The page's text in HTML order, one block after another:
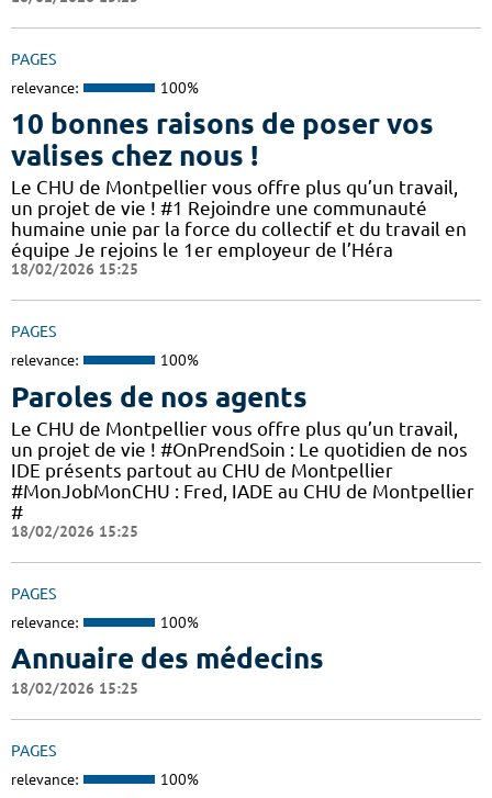
PAGES
relevance: 100%
10 bonnes raisons de poser vos
valises chez nous !
Le CHU de Montpellier vous offre plus qu’un travail,
un projet de vie ! #1 Rejoindre une communauté
humaine unie par la force du collectif et du travail en
équipe Je rejoins le 1er employeur de l’Héra
18/02/2026 15:25
PAGES
relevance: 100%
Paroles de nos agents
Le CHU de Montpellier vous offre plus qu’un travail,
un projet de vie ! #OnPrendSoin : Le quotidien de nos
IDE présents partout au CHU de Montpellier
#MonJobMonCHU : Fred, IADE au CHU de Montpellier
#
18/02/2026 15:25
PAGES
relevance: 100%
Annuaire des médecins
18/02/2026 15:25
PAGES
relevance: 100%